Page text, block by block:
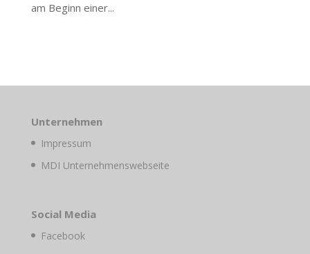
am Beginn einer...
Unternehmen
Impressum
MDI Unternehmenswebseite
Social Media
Facebook